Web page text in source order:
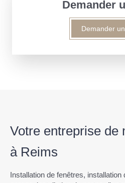
Demander
Demander
Votre entreprise de
à Reims
Installation de fenêtres, installation